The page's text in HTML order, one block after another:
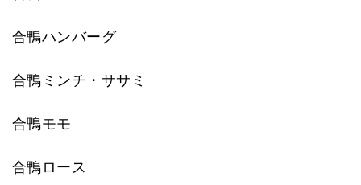
合鴨ハンバーグ
合鴨ミンチ・ササミ
合鴨モモ
合鴨ロース